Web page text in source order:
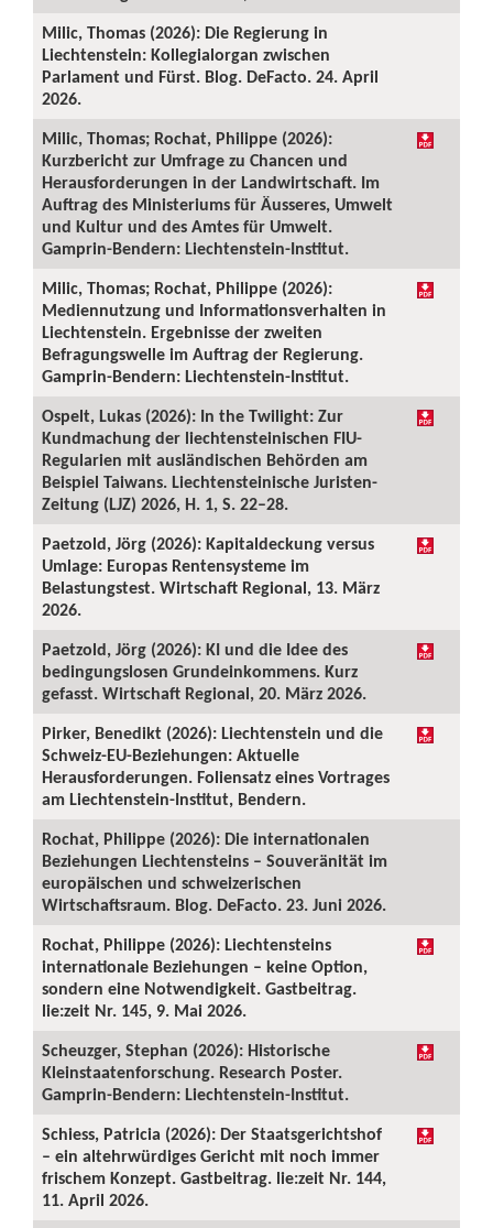
Milic, Thomas (2026): Die Regierung in
Liechtenstein: Kollegialorgan zwischen
Parlament und Fürst. Blog. DeFacto. 24. April
2026.
Milic, Thomas; Rochat, Philippe (2026):
Kurzbericht zur Umfrage zu Chancen und
Herausforderungen in der Landwirtschaft. Im
Auftrag des Ministeriums für Äusseres, Umwelt
und Kultur und des Amtes für Umwelt.
Gamprin-Bendern: Liechtenstein-Institut.
Milic, Thomas; Rochat, Philippe (2026):
Mediennutzung und Informationsverhalten in
Liechtenstein. Ergebnisse der zweiten
Befragungswelle im Auftrag der Regierung.
Gamprin-Bendern: Liechtenstein-Institut.
Ospelt, Lukas (2026): In the Twilight: Zur
Kundmachung der liechtensteinischen FIU-
Regularien mit ausländischen Behörden am
Beispiel Taiwans. Liechtensteinische Juristen-
Zeitung (LJZ) 2026, H. 1, S. 22–28.
Paetzold, Jörg (2026): Kapitaldeckung versus
Umlage: Europas Rentensysteme im
Belastungstest. Wirtschaft Regional, 13. März
2026.
Paetzold, Jörg (2026): KI und die Idee des
bedingungslosen Grundeinkommens. Kurz
gefasst. Wirtschaft Regional, 20. März 2026.
Pirker, Benedikt (2026): Liechtenstein und die
Schweiz-EU-Beziehungen: Aktuelle
Herausforderungen. Foliensatz eines Vortrages
am Liechtenstein-Institut, Bendern.
Rochat, Philippe (2026): Die internationalen
Beziehungen Liechtensteins – Souveränität im
europäischen und schweizerischen
Wirtschaftsraum. Blog. DeFacto. 23. Juni 2026.
Rochat, Philippe (2026): Liechtensteins
internationale Beziehungen – keine Option,
sondern eine Notwendigkeit. Gastbeitrag.
lie:zeit Nr. 145, 9. Mai 2026.
Scheuzger, Stephan (2026): Historische
Kleinstaatenforschung. Research Poster.
Gamprin-Bendern: Liechtenstein-Institut.
Schiess, Patricia (2026): Der Staatsgerichtshof
– ein altehrwürdiges Gericht mit noch immer
frischem Konzept. Gastbeitrag. lie:zeit Nr. 144,
11. April 2026.